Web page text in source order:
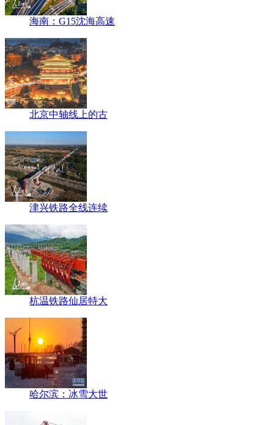
海南：G15沈海高速
北京中轴线上的古
津兴铁路全线连续
杭温铁路仙居特大
哈尔滨：冰雪大世